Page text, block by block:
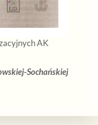
AK
Sochańskiej